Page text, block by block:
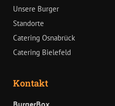
Unsere Burger
Standorte
Catering Osnabrück
Catering Bielefeld
Kontakt